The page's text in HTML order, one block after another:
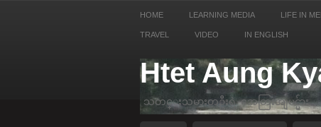
HOME LEARNING MEDIA LIFE IN
TRAVEL VIDEO IN ENGLISH
Htet Aung
သတင္းသမားတဦးရဲ့ အေတြးအျမင္မ်ား